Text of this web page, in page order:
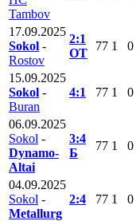
Tambov
17.09.2025
Sokol -
Rostov
2:1
ОТ
77 1 0
15.09.2025
Sokol -
Buran
4:1 77 1 0
06.09.2025
Sokol -
Dynamo-
Altai
3:4
Б
77 1 0
04.09.2025
Sokol -
Metallurg
2:4 77 1 0